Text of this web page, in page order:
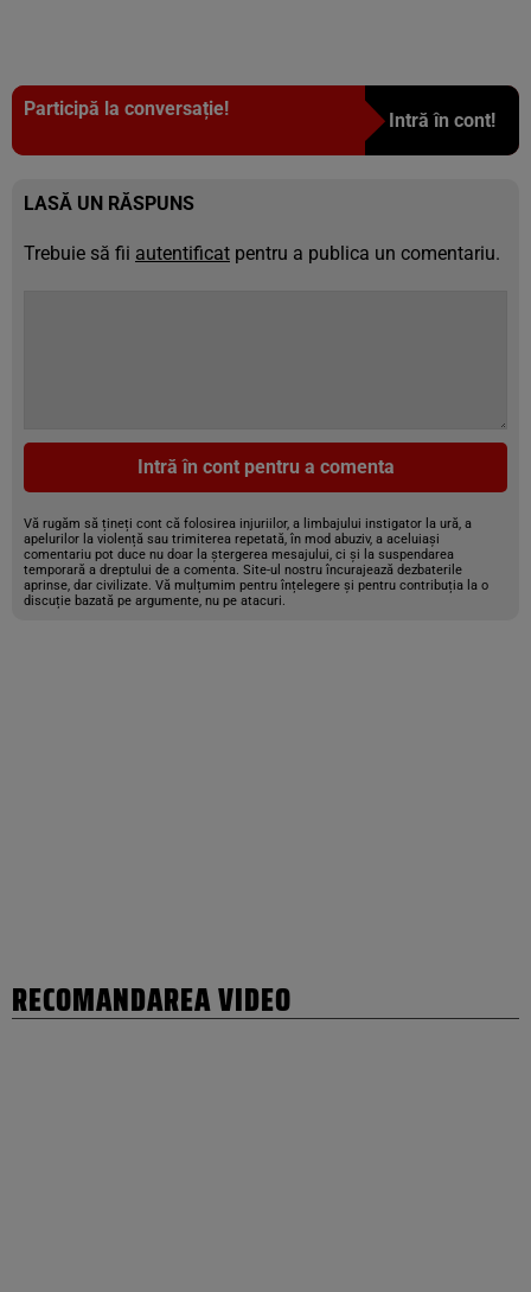
Participă la conversație!
Intră în cont!
LASĂ UN RĂSPUNS
Trebuie să fii autentificat pentru a publica un comentariu.
Intră în cont pentru a comenta
Vă rugăm să țineți cont că folosirea injuriilor, a limbajului instigator la ură, a
apelurilor la violență sau trimiterea repetată, în mod abuziv, a aceluiași
comentariu pot duce nu doar la ștergerea mesajului, ci și la suspendarea
temporară a dreptului de a comenta. Site-ul nostru încurajează dezbaterile
aprinse, dar civilizate. Vă mulțumim pentru înțelegere și pentru contribuția la o
discuție bazată pe argumente, nu pe atacuri.
RECOMANDAREA VIDEO